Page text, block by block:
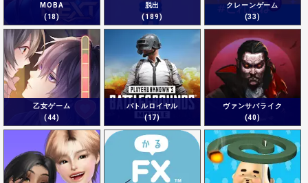
MOBA
(18)
脱出
(189)
クレーンゲーム
(33)
乙女ゲーム
(44)
バトルロイヤル
(17)
ヴァンサバライク
(40)